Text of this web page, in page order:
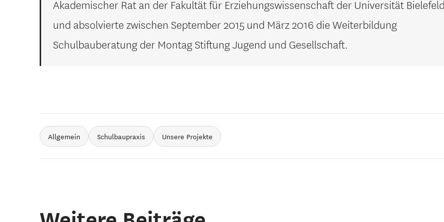
Akademischer Rat an der Fakultät für Erziehungswissenschaft der Universität Bielefeld
und absolvierte zwischen September 2015 und März 2016 die Weiterbildung
Schulbauberatung der Montag Stiftung Jugend und Gesellschaft.
Allgemein Schulbaupraxis Unsere Projekte